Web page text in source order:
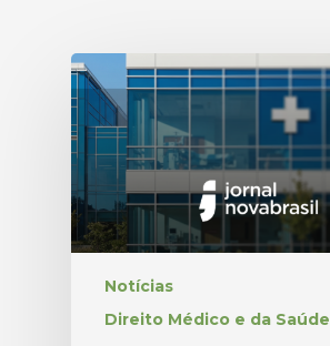
Notícias
Direito Médico e da Saúde